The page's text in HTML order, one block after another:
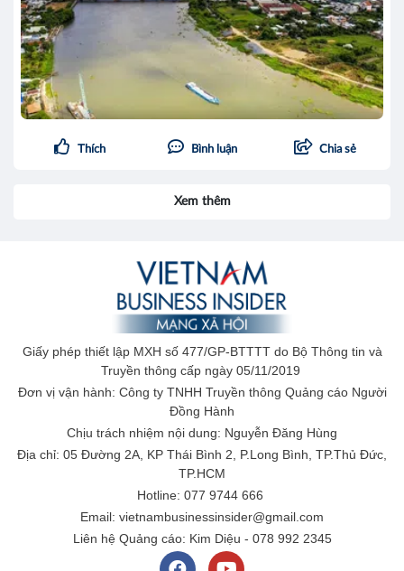
Thích Bình luận Chia sẻ
Xem thêm
Giấy phép thiết lập MXH số 477/GP-BTTTT do Bộ Thông tin và
Truyền thông cấp ngày 05/11/2019
Đơn vị vận hành: Công ty TNHH Truyền thông Quảng cáo Người
Đồng Hành
Chịu trách nhiệm nội dung: Nguyễn Đăng Hùng
Địa chỉ: 05 Đường 2A, KP Thái Bình 2, P.Long Bình, TP.Thủ Đức,
TP.HCM
Hotline: 077 9744 666
Email: vietnambusinessinsider@gmail.com
Liên hệ Quảng cáo: Kim Diệu - 078 992 2345